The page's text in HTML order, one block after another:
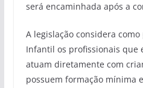
será encaminhada após a
A legislação considera
Infantil os profissionais que
atuam diretamente com
possuem formação mínima